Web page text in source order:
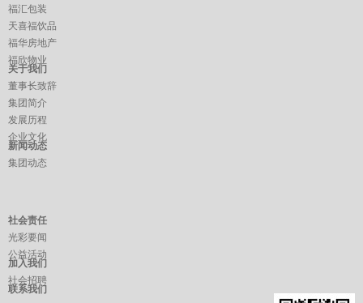
福汇包装
天喜福饮品
福华房地产
福欣物业
关于我们
董事长致辞
集团简介
发展历程
企业文化
新闻动态
集团动态
社会责任
光彩要闻
公益活动
加入我们
社会招聘
联系我们